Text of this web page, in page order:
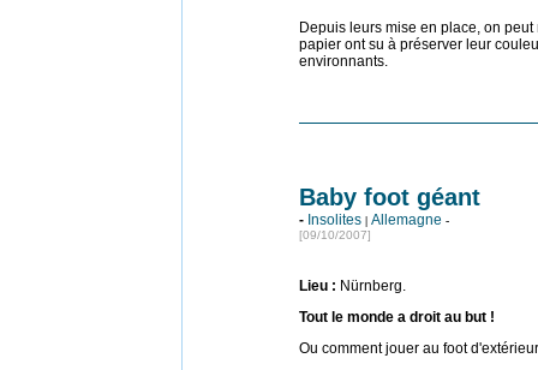
Depuis leurs mise en place, on
papier ont su à préserver leur
environnants.
Baby foot géant
- Insolites | Allemagne -
[09/10/2007]
Lieu : Nürnberg.
Tout le monde a droit au but !
Ou comment jouer au foot